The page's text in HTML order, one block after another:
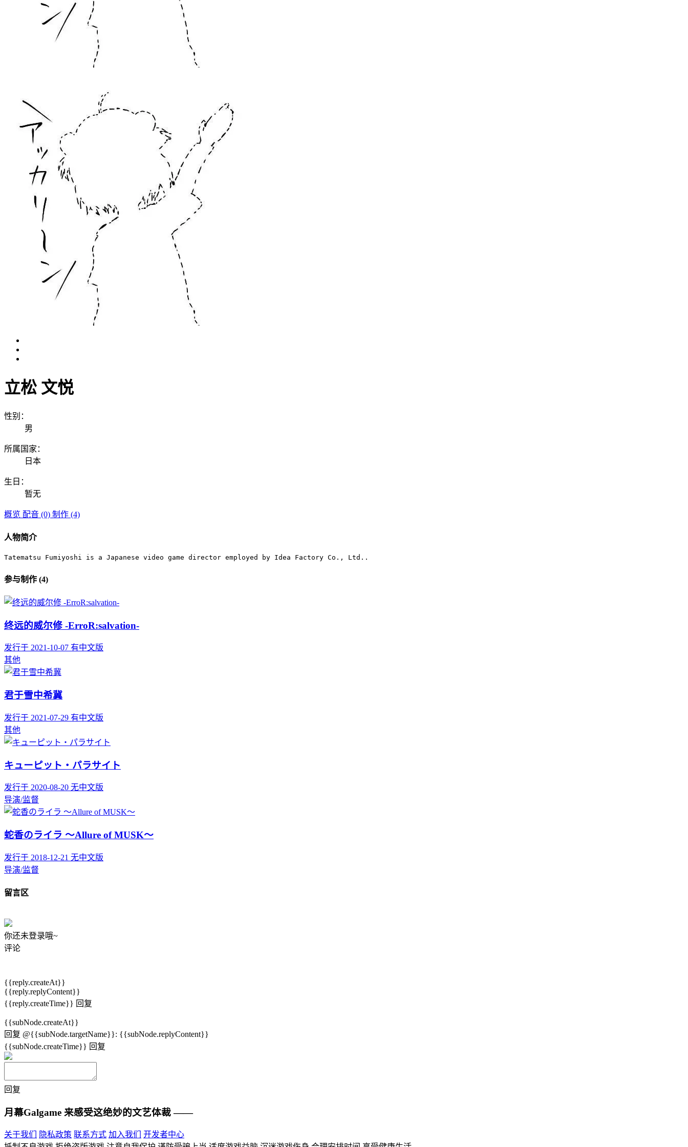
立松 文悦
性别：
男
所属国家：
日本
生日：
暂无
概览 配音 (0) 制作 (4)
人物简介
Tatematsu Fumiyoshi is a Japanese video game director employed by Idea Factory Co., Ltd..
参与制作 (4)
终远的威尔修 -ErroR:salvation-
发行于 2021-10-07 有中文版
其他
君于雪中希冀
发行于 2021-07-29 有中文版
其他
キューピット・パラサイト
发行于 2020-08-20 无中文版
导演/监督
蛇香のライラ ～Allure of MUSK～
发行于 2018-12-21 无中文版
导演/监督
留言区
你还未登录哦~
评论
{{reply.createAt}}
{{reply.replyContent}}
{{reply.createTime}} 回复
{{subNode.createAt}}
回复 @{{subNode.targetName}}: {{subNode.replyContent}}
{{subNode.createTime}} 回复
回复
月幕Galgame 来感受这绝妙的文艺体裁 ——
关于我们 隐私政策 联系方式 加入我们
开发者中心